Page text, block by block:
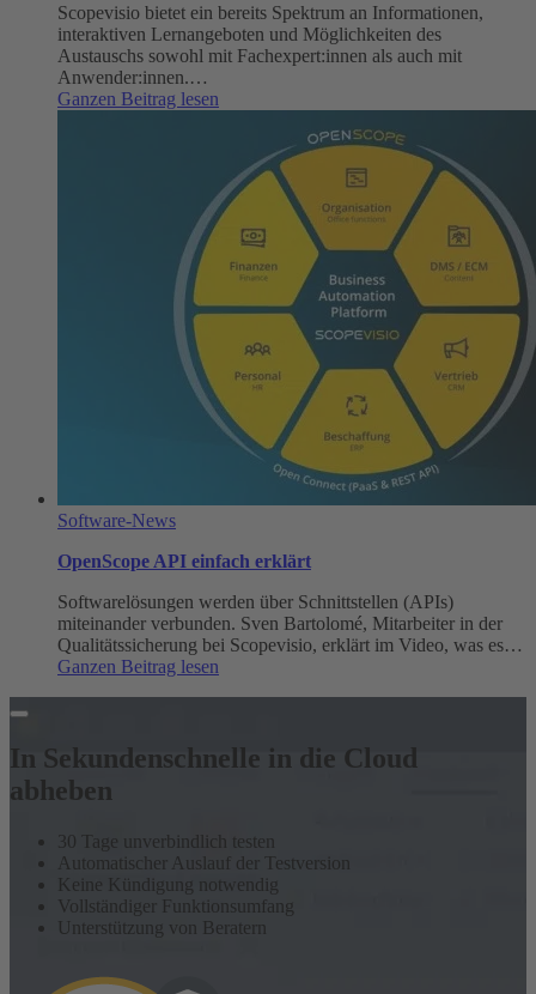
Scopevisio bietet ein bereits Spektrum an Informationen,
interaktiven Lernangeboten und Möglichkeiten des
Austauschs sowohl mit Fachexpert:innen als auch mit
Anwender:innen.…
Ganzen Beitrag lesen
30-
Tage-
Test
von
Scopevisio
Software-News
OpenScope API einfach erklärt
Softwarelösungen werden über Schnittstellen (APIs)
miteinander verbunden. Sven Bartolomé, Mitarbeiter in der
Qualitätssicherung bei Scopevisio, erklärt im Video, was es…
Ganzen Beitrag lesen
erklärt
In Sekundenschnelle in die Cloud
abheben
30 Tage unverbindlich testen
Automatischer Auslauf der Testversion
Keine Kündigung notwendig
Vollständiger Funktionsumfang
Unterstützung von Beratern